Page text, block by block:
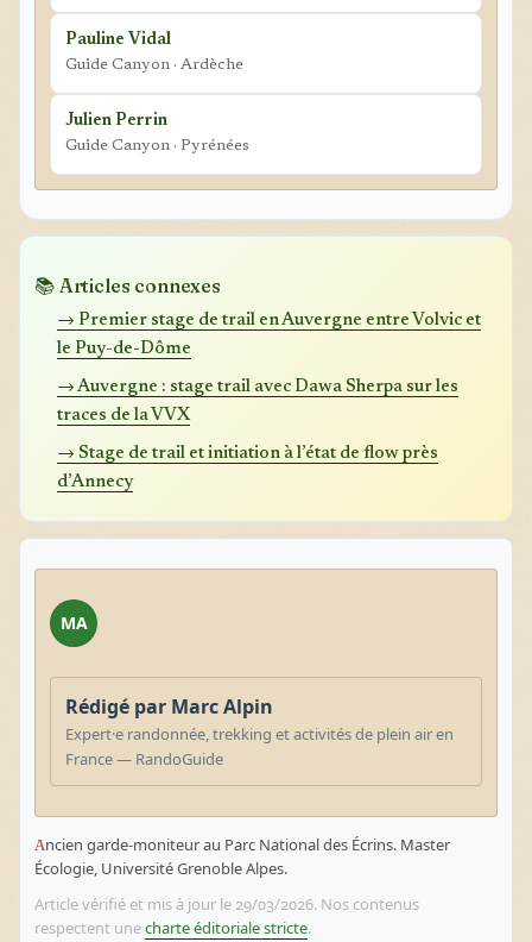
Pauline Vidal
Guide Canyon · Ardèche
Julien Perrin
Guide Canyon · Pyrénées
📚 Articles connexes
→ Premier stage de trail en Auvergne entre Volvic et
le Puy-de-Dôme
→ Auvergne : stage trail avec Dawa Sherpa sur les
traces de la VVX
→ Stage de trail et initiation à l’état de flow près
d’Annecy
MA
Rédigé par Marc Alpin
Expert·e randonnée, trekking et activités de plein air en
France — RandoGuide
Ancien garde-moniteur au Parc National des Écrins. Master
Écologie, Université Grenoble Alpes.
Article vérifié et mis à jour le 29/03/2026. Nos contenus
respectent unecharte éditoriale stricte.